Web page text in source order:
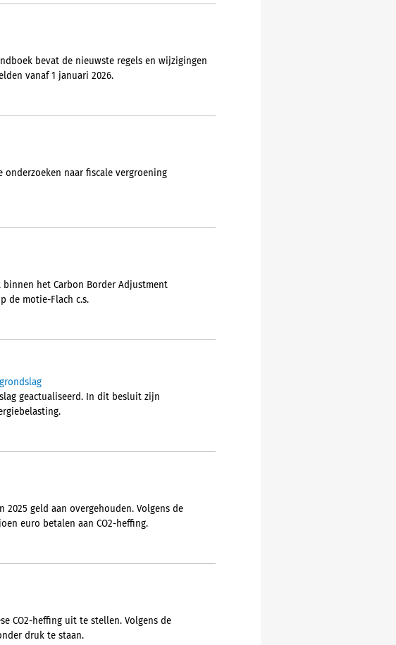
bevat de nieuwste regels en wijzigingen
vanaf 1 januari 2026.
onderzoeken naar fiscale vergroening
het Carbon Border Adjustment
de motie-Flach c.s.
geactualiseerd. In dit besluit zijn
geld aan overgehouden. Volgens de
euro betalen aan CO2-heffing.
CO2-heffing uit te stellen. Volgens de
druk te staan.